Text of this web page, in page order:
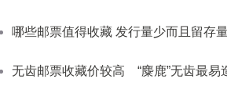
哪些邮票值得收藏 发行量少而且留存
无齿邮票收藏价较高 “麋鹿”无齿最易